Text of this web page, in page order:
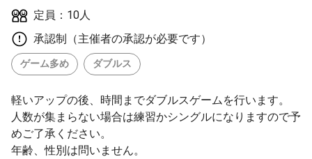
定員：10人
承認制（主催者の承認が必要です）
ゲーム多め ダブルス
軽いアップの後、時間までダブルスゲームを行います。
人数が集まらない場合は練習かシングルになりますので予
めご了承ください。
年齢、性別は問いません。